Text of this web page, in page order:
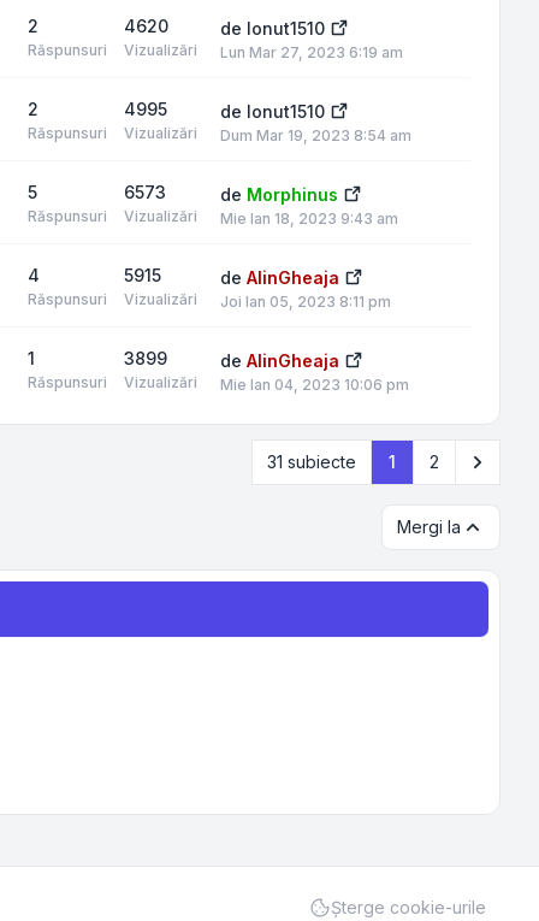
2
Răspunsuri
4620
Vizualizări
de Ionut1510
Lun Mar 27, 2023 6:19 am
2
Răspunsuri
4995
Vizualizări
de Ionut1510
Dum Mar 19, 2023 8:54 am
5
Răspunsuri
6573
Vizualizări
de Morphinus
Mie Ian 18, 2023 9:43 am
4
Răspunsuri
5915
Vizualizări
de AlinGheaja
Joi Ian 05, 2023 8:11 pm
1
Răspunsuri
3899
Vizualizări
de AlinGheaja
Mie Ian 04, 2023 10:06 pm
31 subiecte 1 2
Mergi la
Şterge cookie-urile